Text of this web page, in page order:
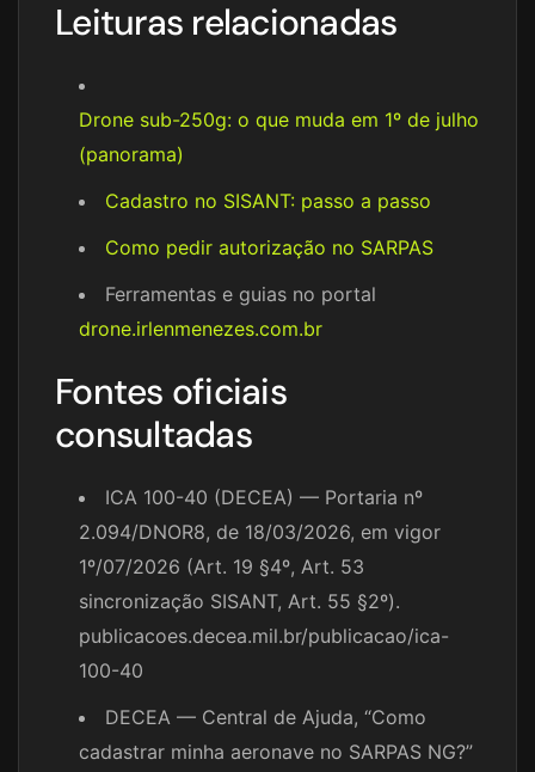
Leituras relacionadas
Drone sub-250g: o que muda em 1º de julho
(panorama)
Cadastro no SISANT: passo a passo
Como pedir autorização no SARPAS
Ferramentas e guias no portal
drone.irlenmenezes.com.br
Fontes oficiais
consultadas
ICA 100-40 (DECEA) — Portaria nº
2.094/DNOR8, de 18/03/2026, em vigor
1º/07/2026 (Art. 19 §4º, Art. 53
sincronização SISANT, Art. 55 §2º).
publicacoes.decea.mil.br/publicacao/ica-
100-40
DECEA — Central de Ajuda, “Como
cadastrar minha aeronave no SARPAS NG?”